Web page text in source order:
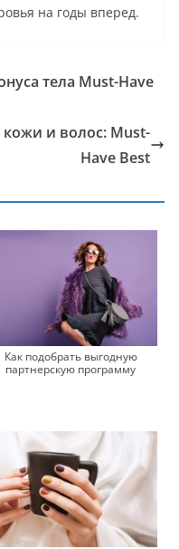
на годы вперед.
тела Must-Have
и волос: Must-
Have Best
Как подобрать выгодную
партнерскую программу